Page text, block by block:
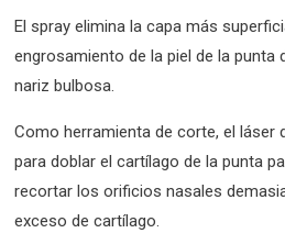
El spray elimina la capa más
engrosamiento de la piel de la punta
nariz bulbosa.
Como herramienta de corte, el láser
para doblar el cartílago de la punta
recortar los orificios nasales
exceso de cartílago.